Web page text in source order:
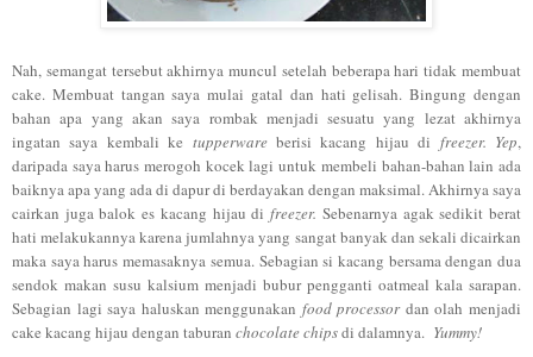
Nah, semangat tersebut akhirnya muncul setelah beberapa hari tidak membuat
cake. Membuat tangan saya mulai gatal dan hati gelisah. Bingung dengan
bahan apa yang akan saya rombak menjadi sesuatu yang lezat akhirnya
ingatan saya kembali ke tupperwareberisi kacang hijau di freezer. Yep,
daripada saya harus merogoh kocek lagi untuk membeli bahan-bahan lain ada
baiknya apa yang ada di dapur di berdayakan dengan maksimal. Akhirnya saya
cairkan juga balok es kacang hijau difreezer. Sebenarnya agak sedikit berat
hati melakukannya karena jumlahnya yang sangat banyak dan sekali dicairkan
maka saya harus memasaknya semua. Sebagian si kacang bersama dengan dua
sendok makan susu kalsium menjadi bubur pengganti oatmeal kala sarapan.
Sebagian lagi saya haluskan menggunakan food processordan olah menjadi
cake kacang hijau dengan taburan chocolate chipsdi dalamnya. Yummy!